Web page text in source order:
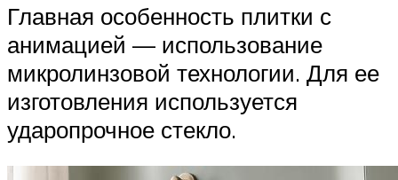
Главная особенность плитки с
анимацией — использование
микролинзовой технологии. Для ее
изготовления используется
ударопрочное стекло.